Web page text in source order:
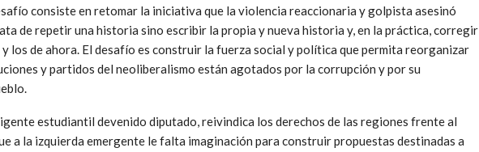
consiste en retomar la iniciativa que la violencia reaccionaria y golpista asesinó
de repetir una historia sino escribir la propia y nueva historia y, en la práctica, corregir
los de ahora. El desafío es construir la fuerza social y política que permita reorganizar
y partidos del neoliberalismo están agotados por la corrupción y por su
estudiantil devenido diputado, reivindica los derechos de las regiones frente al
a la izquierda emergente le falta imaginación para construir propuestas destinadas a